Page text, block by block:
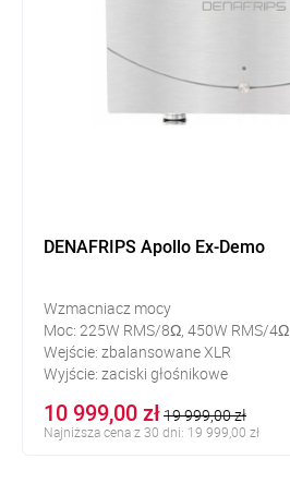
DENAFRIPS Apollo Ex-Demo
Wzmacniacz mocy
Moc: 225W RMS/8Ω , 450W RMS/4Ω
Wejście: zbalansowane XLR
Wyjście: zaciski głośnikowe
10 999,00 zł19 999,00 zł
Najniższa cena z 30 dni: 19 999,00 zł